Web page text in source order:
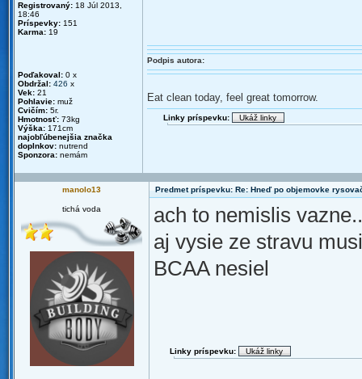
Registrovaný: 18 Júl 2013,
18:46
Príspevky: 151
Karma: 19
Poďakoval: 0 x
Obdržal: 426 x
Vek: 21
Pohlavie: muž
Cvičím: 5r.
Hmotnosť: 73kg
Výška: 171cm
najobľúbenejšia značka
doplnkov: nutrend
Sponzora: nemám
Podpis autora:
Eat clean today, feel great tomorrow.
Linky príspevku:
manolo13 Predmet príspevku: Re: Hneď po objemovke
tichá voda
ach to nemislis
aj vysie ze stravu
BCAA nesiel
Linky príspevku: